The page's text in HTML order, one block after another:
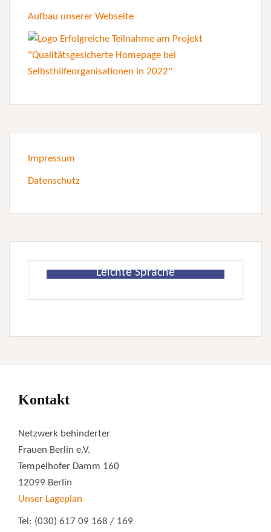
Aufbau unserer Webseite
Impressum
Datenschutz
Leichte Sprache
Kontakt
Netzwerk behinderter
Frauen Berlin e.V.
Tempelhofer Damm 160
12099 Berlin
Unser Lageplan
Tel: (030) 617 09 168 / 169